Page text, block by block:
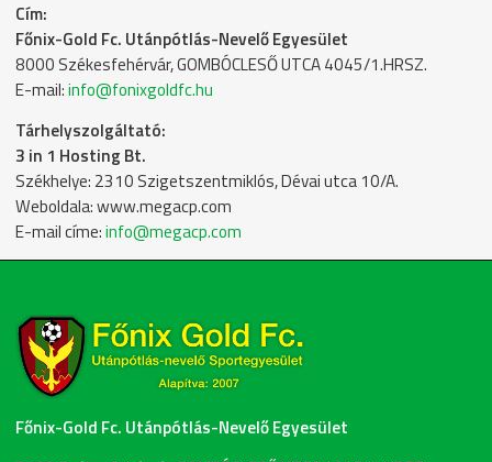
Cím:
Főnix-Gold Fc. Utánpótlás-Nevelő Egyesület
8000 Székesfehérvár, GOMBÓCLESŐ UTCA 4045/1.HRSZ.
E-mail:info@fonixgoldfc.hu
Tárhelyszolgáltató:
3 in 1 Hosting Bt.
Székhelye: 2310 Szigetszentmiklós, Dévai utca 10/A.
Weboldala: www.megacp.com
E-mail címe:info@megacp.com
Főnix-Gold Fc. Utánpótlás-Nevelő Egyesület